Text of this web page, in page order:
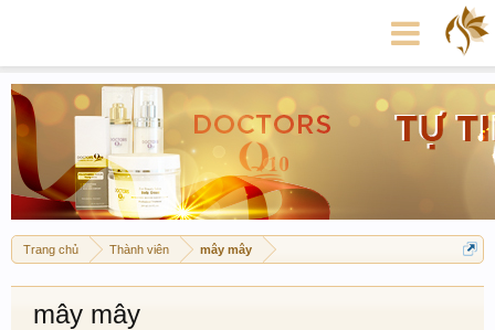
Trang chủ Thành viên mây mây
mây mây